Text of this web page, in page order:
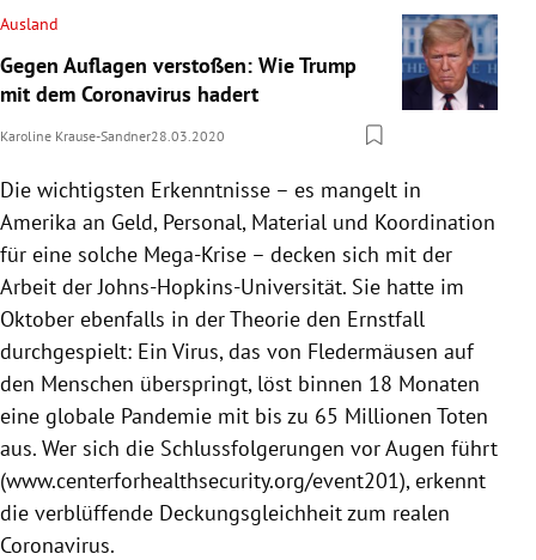
Ausland
Gegen Auflagen verstoßen: Wie Trump
mit dem Coronavirus hadert
Karoline Krause-Sandner28.03.2020
Die wichtigsten Erkenntnisse – es mangelt in
Amerika an Geld, Personal, Material und Koordination
für eine solche Mega-Krise – decken sich mit der
Arbeit der Johns-Hopkins-Universität. Sie hatte im
Oktober ebenfalls in der Theorie den Ernstfall
durchgespielt: Ein Virus, das von Fledermäusen auf
den Menschen überspringt, löst binnen 18 Monaten
eine globale Pandemie mit bis zu 65 Millionen Toten
aus. Wer sich die Schlussfolgerungen vor Augen führt
(www.centerforhealthsecurity.org/event201), erkennt
die verblüffende Deckungsgleichheit zum realen
Coronavirus.